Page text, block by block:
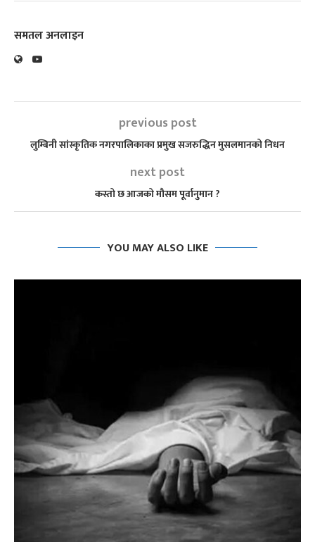
समतल अनलाइन
previous post
लुम्बिनी सांस्कृतिक नगरपालिकाका प्रमुख सजरुद्धिन मुसलमानको निधन
next post
कस्तो छ आजको मौसम पूर्वानुमान ?
YOU MAY ALSO LIKE